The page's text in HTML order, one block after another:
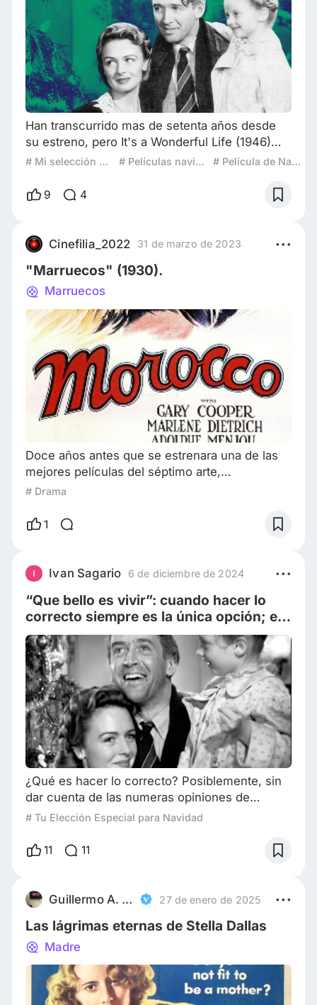
Han transcurrido mas de setenta años desde
su estreno, pero It's a Wonderful Life (1946)
sigue siendo un clasico navideño. Su visionado
muchos. Sin embargo, cuando la pelicula se
mas tarde. Hoy, con la Navidad a la vuelta de la
esquina, quiero hablar de este pelicula, ya qu
# Mi selección para Diciembre # Películas navideña # Película de Navidad
9 4
Cinefilia_2022 31 de marzo de 2023
"Marruecos" (1930).
Marruecos
Doce años antes que se estrenara una de las
mejores películas del séptimo arte,
"Casablanca", el director de origen austriaco
con el país del norte de África como escenario
Menjou, quienes interpretan a un trío de
personajes atípicos y distintos. Sus formas de
actuar
# Drama
1
Ivan Sagario 6 de diciembre de 2024
“Que bello es vivir”: cuando hacer lo
correcto siempre es la única opción; el
espíritu navideño del gran George
Bailey
¿Qué es hacer lo correcto? Posiblemente, sin
dar cuenta de las numeras opiniones de
autores como Bentham o Mill, sea hacer una
para la mayor cantidad de sujetos posible. Es
razón de este escrito (con claros motivos
navideños), apoyar y ayudar al prójimo sea en
un
# Tu Elección Especial para Navidad
11 11
Guillermo A. Colantonio 27 de enero de 2025
Las lágrimas eternas de Stella Dallas
Madre